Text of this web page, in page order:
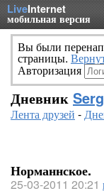
LiveInternet
мобильная версия
Вы были
страницы.
Авторизация
Дневник
Лента друзей -
Норманнское.
25-03-2011 20:21